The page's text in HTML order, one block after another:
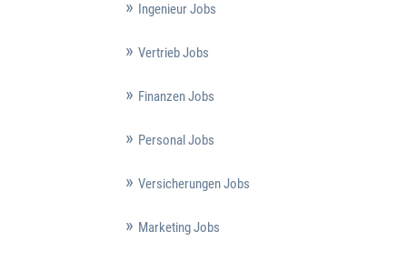
Ingenieur Jobs
Vertrieb Jobs
Finanzen Jobs
Personal Jobs
Versicherungen Jobs
Marketing Jobs